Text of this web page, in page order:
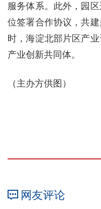
服务体系。此外，园
位签署合作协议，共
时，海淀北部片区产
产业创新共同体。
（主办方供图）
网友评论